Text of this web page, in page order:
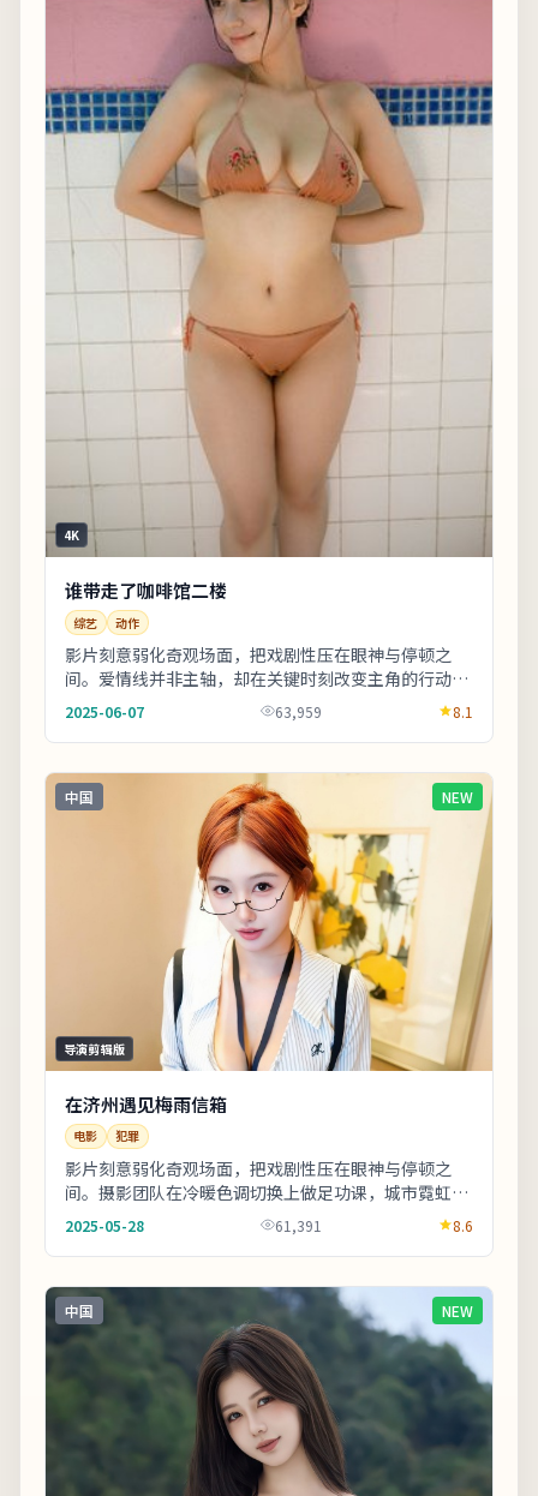
4K
谁带走了咖啡馆二楼
综艺 动作
影片刻意弱化奇观场面，把戏剧性压在眼神与停顿之
间。爱情线并非主轴，却在关键时刻改变主角的行动轨
迹。友情提示：部分镜头闪烁较快，光敏人群请酌情观
看...
2025-06-07 63,959 8.1
中国 NEW
导演剪辑版
在济州遇见梅雨信箱
电影 犯罪
影片刻意弱化奇观场面，把戏剧性压在眼神与停顿之
间。摄影团队在冷暖色调切换上做足功课，城市霓虹与
陋巷昏灯对比鲜明。若你对东亚都市题材感兴趣，本片
的...
2025-05-28 61,391 8.6
中国 NEW